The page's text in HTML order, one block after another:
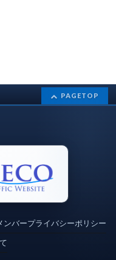
PAGETOP
ンバープライバシーポリシー